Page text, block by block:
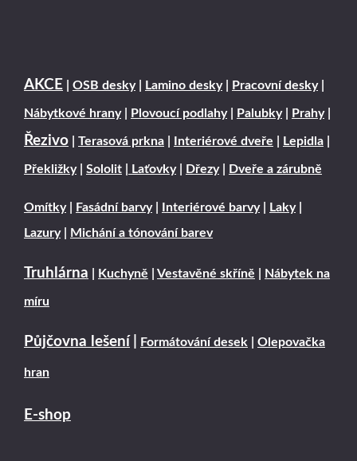
AKCE OSB desky| Lamino desky| Pracovní desky|
Nábytkové hrany| Plovoucí podlahy| Palubky| Prahy|
Řezivo Terasová prkna Interiérové dveře Lepidla
Překližky| Sololit Laťovky| Dřezy| Dveře a zárubně
Omítky| Fasádní barvy| Interiérové barvy| Laky|
Lazury| Michání a tónování barev
Truhlárna Kuchyně Vestavěné skříně Nábytek na
míru
Půjčovna lešení Formátování desek Olepovačka
hran
E-shop